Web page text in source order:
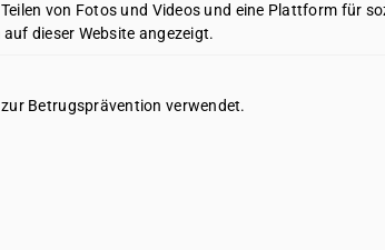
von Fotos und Videos und eine Plattform für
dieser Website angezeigt.
Betrugsprävention verwendet.